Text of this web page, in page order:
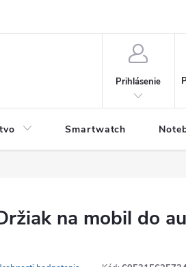
Prihlásenie
Smartwatch
na mobil do